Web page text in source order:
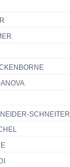
SCHNEITER